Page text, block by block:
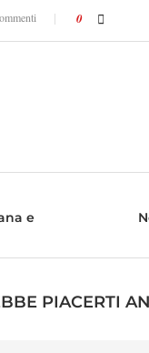
0
e
PIACERTI